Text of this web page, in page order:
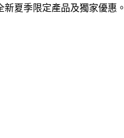
夏季限定產品及獨家優惠。